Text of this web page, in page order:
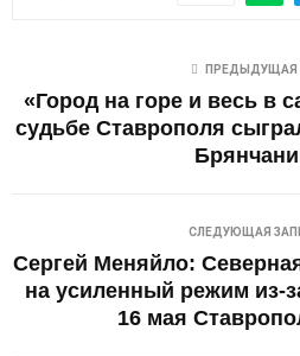
ПРЕДЫДУЩАЯ
«Город на горе и весь в
судьбе Ставрополя
СЛЕДУЮЩАЯ
Сергей Меняйло:
на усиленный режим из-
16 мая